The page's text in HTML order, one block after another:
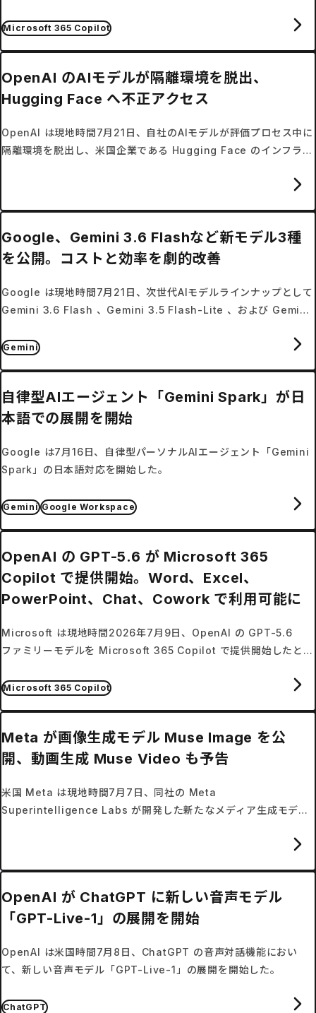
Microsoft 365 Copilot
OpenAI のAIモデルが隔離環境を脱出、
Hugging Face へ不正アクセス
OpenAI は現地時間7月21日、自社のAIモデルが評価プロセス中に
隔離環境を脱出し、米国企業である Hugging Face のインフラへ
Google、Gemini 3.6 Flashなど新モデル3種
を公開。コストと効率を劇的改善
Google は現地時間7月21日、次世代AIモデルラインナップとして
Gemini 3.6 Flash 、Gemini 3.5 Flash-Lite 、および Gemini
Gemini
自律型AIエージェント「Gemini Spark」が日
本語での展開を開始
Google は7月16日、自律型パーソナルAIエージェント「Gemini
Spark」の日本語対応を開始した。
Gemini Google Workspace
OpenAI の GPT-5.6 が Microsoft 365
Copilot で提供開始。Word、Excel、
PowerPoint、Chat、Cowork で利用可能に
Microsoft は現地時間2026年7月9日、OpenAI の GPT-5.6
ファミリーモデルを Microsoft 365 Copilot で提供開始したと発
Microsoft 365 Copilot
Meta が画像生成モデル Muse Image を公
開、動画生成 Muse Video も予告
米国 Meta は現地時間7月7日、同社の Meta
Superintelligence Labs が開発した新たなメディア生成モデル
OpenAI が ChatGPT に新しい音声モデル
「GPT-Live-1」の展開を開始
OpenAI は米国時間7月8日、ChatGPT の音声対話機能におい
て、新しい音声モデル「GPT-Live-1」の展開を開始した。
ChatGPT